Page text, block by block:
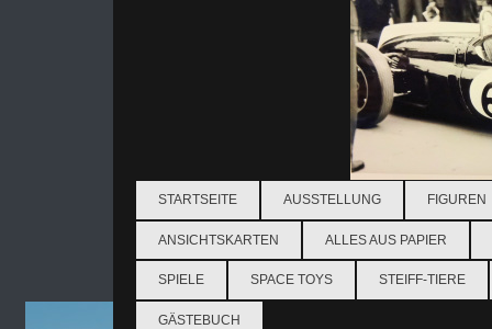
STARTSEITE AUSSTELLUNG FIGUREN
ANSICHTSKARTEN ALLES AUS PAPIER
SPIELE SPACE TOYS STEIFF-TIERE
GÄSTEBUCH